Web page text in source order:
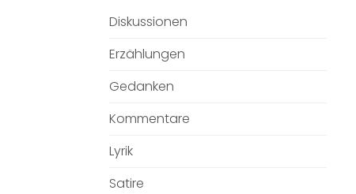
Diskussionen
Erzählungen
Gedanken
Kommentare
Lyrik
Satire